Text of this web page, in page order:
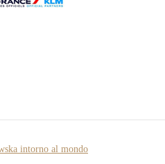
intorno al mondo